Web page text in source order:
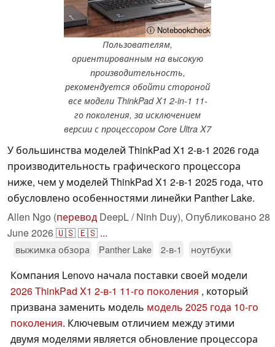
ⓘ Notebookcheck
Пользователям,
ориентированным на высокую
производительность,
рекомендуется обойти стороной
все модели ThinkPad X1 2-in-1 11-
го поколения, за исключением
версии с процессором Core Ultra X7
У большинства моделей ThinkPad X1 2-в-1 2026 года
производительность графического процессора
ниже, чем у моделей ThinkPad X1 2-в-1 2025 года, что
обусловлено особенностями линейки Panther Lake.
Allen Ngo (перевод DeepL / Ninh Duy), Опубликовано 28
June 2026🇺🇸🇪🇸 ...
выжимка обзора Panther Lake 2-в-1 ноутбуки
Компания Lenovo начала поставки своей модели
2026 ThinkPad X1 2-в-1 11-го поколения , который
призвана заменить модель модель 2025 года 10-го
поколения. Ключевым отличием между этими
двумя моделями является обновление процессора